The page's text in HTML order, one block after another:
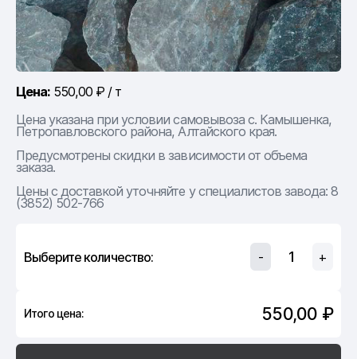
Цена: 550,00 ₽ / т
Цена указана при условии самовывоза с. Камышенка,
Петропавловского района, Алтайского края.
Предусмотрены скидки в зависимости от объема
заказа.
Цены с доставкой уточняйте у специалистов завода: 8
(3852) 502-766
Выберите количество: - +
Итого цена: 550,00 ₽